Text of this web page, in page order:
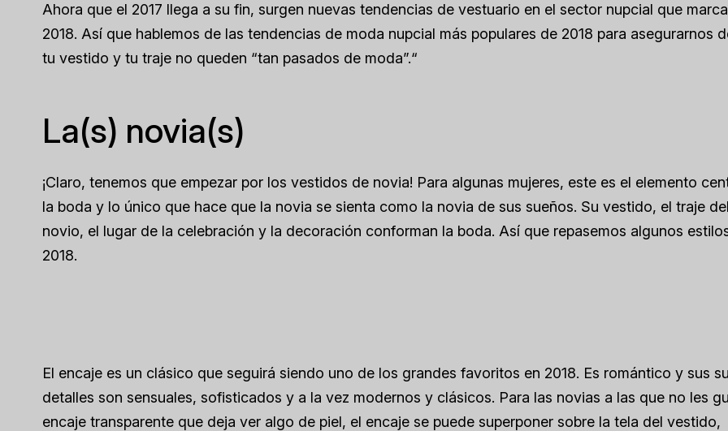
Ahora que el 2017 llega a su fin, surgen nuevas tendencias de vestuario en el sector nupcial que
2018. Así que hablemos de las tendencias de moda nupcial más populares de 2018 para asegurarnos
tu vestido y tu traje no queden “tan pasados de moda”.“
La(s) novia(s)
¡Claro, tenemos que empezar por los vestidos de novia! Para algunas mujeres, este es el elemento
la boda y lo único que hace que la novia se sienta como la novia de sus sueños. Su vestido, el traje del
novio, el lugar de la celebración y la decoración conforman la boda. Así que repasemos algunos
2018.
El encaje es un clásico que seguirá siendo uno de los grandes favoritos en 2018. Es romántico y sus
detalles son sensuales, sofisticados y a la vez modernos y clásicos. Para las novias a las que no les
encaje transparente que deja ver algo de piel, el encaje se puede superponer sobre la tela del vestido,